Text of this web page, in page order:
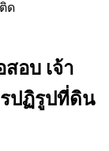
ด
อบ เจ้า
ปฏิรูปที่ดิน